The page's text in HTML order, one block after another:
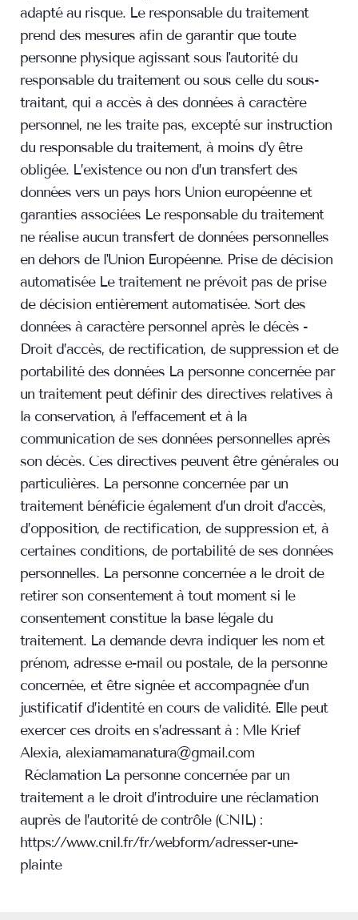
adapté au risque. Le responsable du traitement
prend des mesures afin de garantir que toute
personne physique agissant sous l'autorité du
responsable du traitement ou sous celle du sous-
traitant, qui a accès à des données à caractère
personnel, ne les traite pas, excepté sur instruction
du responsable du traitement, à moins d'y être
obligée. L’existence ou non d’un transfert des
données vers un pays hors Union européenne et
garanties associées Le responsable du traitement
ne réalise aucun transfert de données personnelles
en dehors de l'Union Européenne. Prise de décision
automatisée Le traitement ne prévoit pas de prise
de décision entièrement automatisée. Sort des
données à caractère personnel après le décès -
Droit d’accès, de rectification, de suppression et de
portabilité des données La personne concernée par
un traitement peut définir des directives relatives à
la conservation, à l’effacement et à la
communication de ses données personnelles après
son décès. Ces directives peuvent être générales ou
particulières. La personne concernée par un
traitement bénéficie également d’un droit d’accès,
d’opposition, de rectification, de suppression et, à
certaines conditions, de portabilité de ses données
personnelles. La personne concernée a le droit de
retirer son consentement à tout moment si le
consentement constitue la base légale du
traitement. La demande devra indiquer les nom et
prénom, adresse e-mail ou postale, de la personne
concernée, et être signée et accompagnée d’un
justificatif d’identité en cours de validité. Elle peut
exercer ces droits en s’adressant à : Mle Krief
Alexia, alexiamamanatura@gmail.com
Réclamation La personne concernée par un
traitement a le droit d’introduire une réclamation
auprès de l’autorité de contrôle (CNIL) :
https://www.cnil.fr/fr/webform/adresser-une-
plainte